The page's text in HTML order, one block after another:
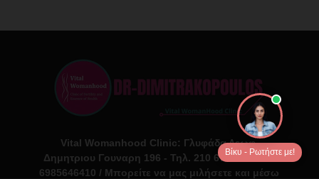
Vital Womanhood Clinic: Γλυφάδα Λεωφ.
Δημητριου Γουναρη 196 - Τηλ. 210 6716126 Κιν.
6985646410 / Μπορείτε να μας μιλήσετε και μέσω
Βίκυ - Ρωτήστε με!